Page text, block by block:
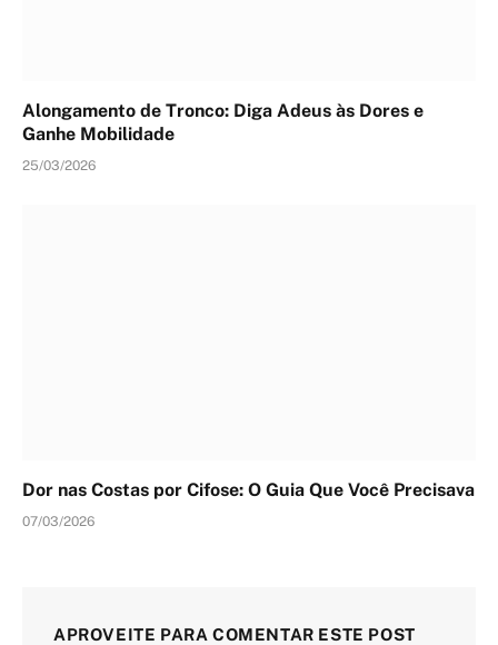
Alongamento de Tronco: Diga Adeus às Dores e
Ganhe Mobilidade
25/03/2026
Dor nas Costas por Cifose: O Guia Que Você Precisava
07/03/2026
APROVEITE PARA COMENTAR ESTE POST